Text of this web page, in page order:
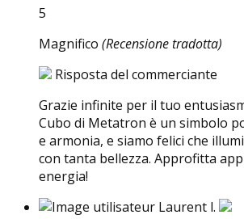
5
Magnifico (Recensione tradotta)
Risposta del commerciante
Grazie infinite per il tuo
Cubo di Metatron è un simbolo
e armonia, e siamo felici che
con tanta bellezza. Approfitta
energia!
Laurent l.